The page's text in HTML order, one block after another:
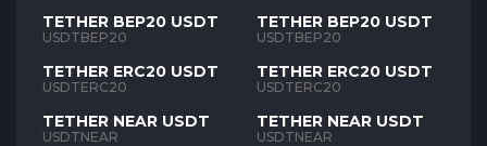
TETHER BEP20 USDT
USDTBEP20
TETHER ERC20 USDT
USDTERC20
TETHER NEAR USDT
USDTNEAR
TETHER BEP20 USDT
USDTBEP20
TETHER ERC20 USDT
USDTERC20
TETHER NEAR USDT
USDTNEAR